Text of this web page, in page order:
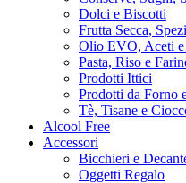
Dolci e Biscotti
Frutta Secca,
Olio EVO, Aceti
Pasta, Riso e
Prodotti Ittici
Prodotti da Forno
Tè, Tisane e
Alcool Free
Accessori
Bicchieri e
Oggetti Regalo